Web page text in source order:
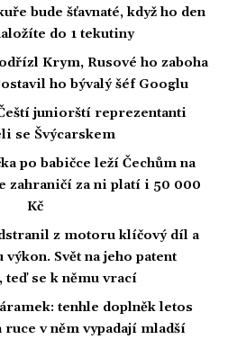
bude šťavnaté, když ho den
do 1 tekutiny
Krym, Rusové ho zaboha
ho bývalý šéf Googlu
juniorští reprezentanti
se Švýcarskem
po babičce leží Čechům na
zahraničí za ni platí i 50 000
Kč
z motoru klíčový díl a
Svět na jeho patent
teď se k němu vrací
tenhle doplněk letos
ruce v něm vypadají mladší